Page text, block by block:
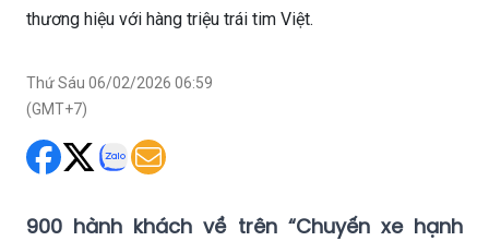
thương hiệu với hàng triệu trái tim Việt.
Thứ Sáu 06/02/2026 06:59
(GMT+7)
900 hành khách về trên “Chuyến xe hạnh